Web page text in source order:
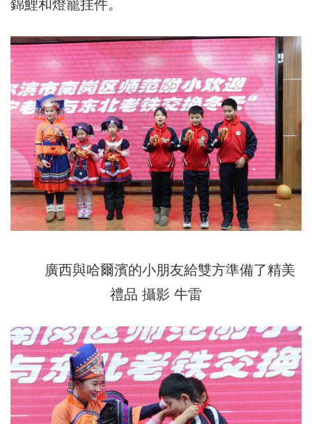
錦鯉和燈籠挂件。
廣西與哈爾濱的小朋友給雙方準備了精美
禮品 攝影 牛雷